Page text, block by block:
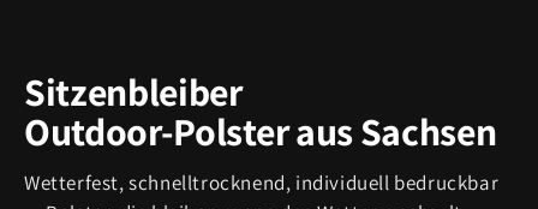
Sitzenbleiber
Outdoor-Polster aus Sachsen
Wetterfest, schnelltrocknend, individuell bedruckbar